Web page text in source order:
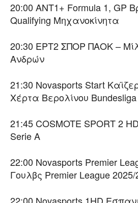
20:00 ΑΝΤ1+ Formula 1, GP
Qualifying Μηχανοκίνητα
20:30 ΕΡΤ2 ΣΠΟΡ ΠΑΟΚ –
Ανδρών
21:30 Novasports Start
Χέρτα Βερολίνου
21:45 COSMOTE SPORT 2
Serie A
22:00 Novasports Premier
Γουλβς Premier League 2025/